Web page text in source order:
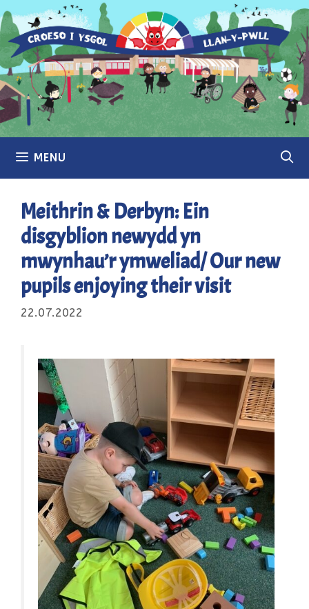
Skip
to
content
MENU
Meithrin & Derbyn: Ein
disgyblion newydd yn
mwynhau’r ymweliad/ Our new
pupils enjoying their visit
22.07.2022